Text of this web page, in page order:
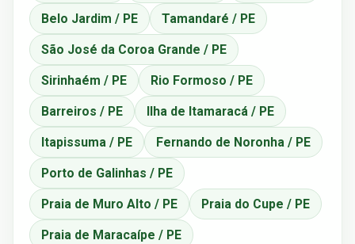
Belo Jardim / PE Tamandaré / PE
São José da Coroa Grande / PE
Sirinhaém / PE Rio Formoso / PE
Barreiros / PE Ilha de Itamaracá / PE
Itapissuma / PE Fernando de Noronha / PE
Porto de Galinhas / PE
Praia de Muro Alto / PE Praia do Cupe / PE
Praia de Maracaípe / PE